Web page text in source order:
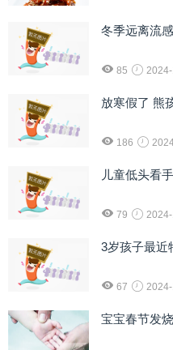
冬季远离流
85
放寒假了 熊
186
儿童低头看
79
3岁孩子最近
67
宝宝春节发